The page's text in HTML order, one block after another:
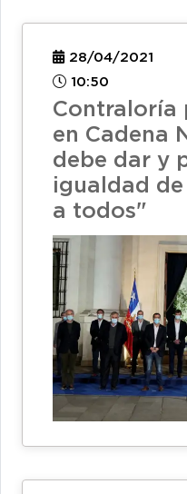
28/04/2021
10:50
Contraloría
en Cadena
debe dar y
igualdad
a todos"